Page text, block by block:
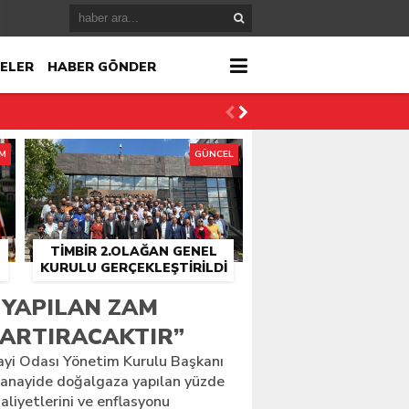
HABER GÖNDER
TİMBİR 2.OLAĞAN GENEL
KURULU GERÇEKLEŞTIRILDI
GÜNCEL
ZAM
Odası Yönetim Kurulu Başkanı
doğalgaza yapılan yüzde
ve enflasyonu